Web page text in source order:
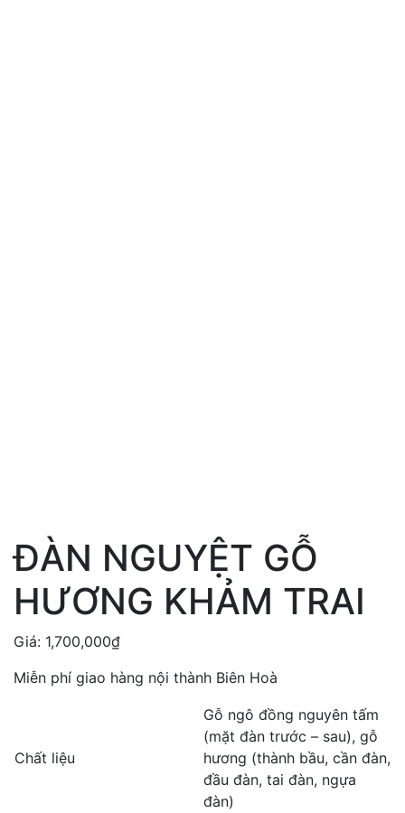
ĐÀN NGUYỆT GỖ
HƯƠNG KHẢM TRAI
Giá: 1,700,000₫
Miễn phí giao hàng nội thành Biên Hoà
Chất liệu
Gỗ ngô đồng nguyên tấm
(mặt đàn trước – sau), gỗ
hương (thành bầu, cần đàn,
đầu đàn, tai đàn, ngựa
đàn)